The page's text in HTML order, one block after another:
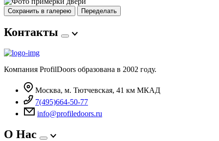
Сохранить в галерею Переделать
Контакты
Компания ProfilDoors образована в 2002 году.
Москва, м. Тютчевская, 41 км МКАД
7(495)664-50-77
info@profiledoors.ru
О Нас